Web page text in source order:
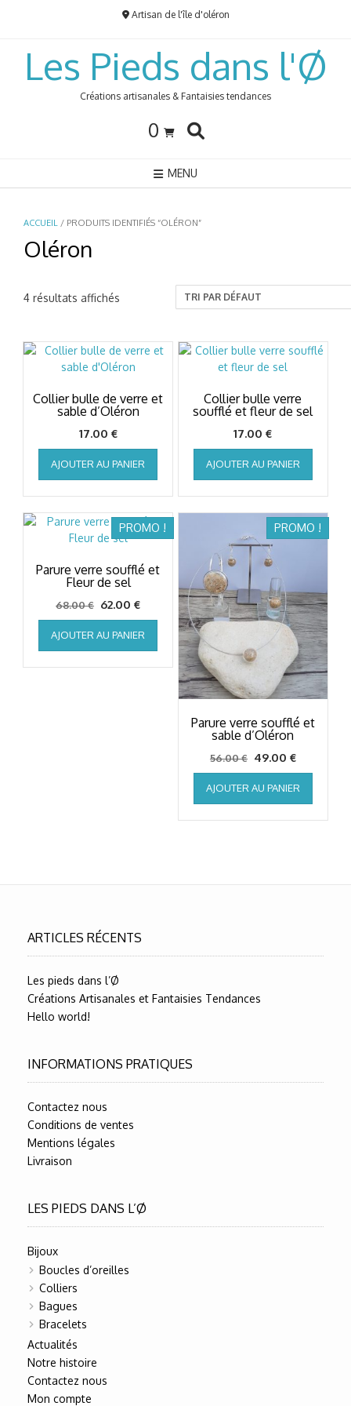
Artisan de l'île d'oléron
Les Pieds dans l'Ø
Créations artisanales & Fantaisies tendances
0
MENU
ACCUEIL / PRODUITS IDENTIFIÉS “OLÉRON”
Oléron
4 résultats affichés
Collier bulle de verre et
sable d’Oléron
17.00 €
AJOUTER AU PANIER
Collier bulle verre
soufflé et fleur de sel
17.00€
AJOUTER AU PANIER
PROMO !
Parure verre soufflé et
Fleur de sel
68.00€ Le
prix
initial
était :
68.00 €.
62.00€Le
prix
actuel
est :
62.00 €.
AJOUTER AU PANIER
PROMO !
Parure verre soufflé et
sable d’Oléron
56.00€ Le
prix
initial
était :
49.00 €Le
prix
actuel
est :
AJOUTER AU PANIER
ARTICLES RÉCENTS
Les pieds dans l’Ø
Créations Artisanales et Fantaisies Tendances
Hello world!
INFORMATIONS PRATIQUES
Contactez nous
Conditions de ventes
Mentions légales
Livraison
LES PIEDS DANS L’Ø
Bijoux
Boucles d’oreilles
Colliers
Bagues
Bracelets
Actualités
Notre histoire
Contactez nous
Mon compte